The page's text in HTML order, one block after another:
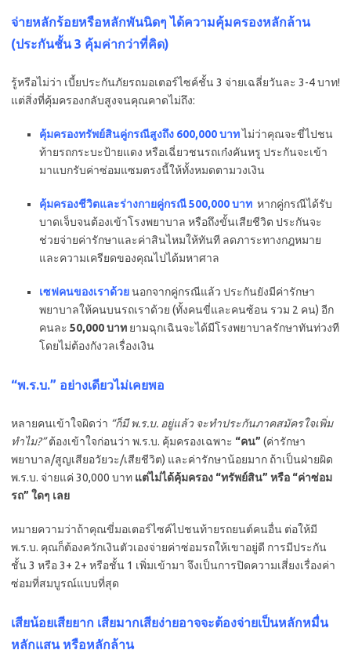
จ่ายหลักร้อยหรือหลักพันนิดๆ ได้ความคุ้มครองหลักล้าน
(ประกันชั้น 3 คุ้มค่ากว่าที่คิด)
รู้หรือไม่ว่า เบี้ยประกันภัยรถมอเตอร์ไซค์ชั้น 3 จ่ายเฉลี่ยวันละ 3-4 บาท!
แต่สิ่งที่คุ้มครองกลับสูงจนคุณคาดไม่ถึง:
คุ้มครองทรัพย์สินคู่กรณีสูงถึง 600,000 บาทไม่ว่าคุณจะขี่ไปชน
ท้ายรถกระบะป้ายแดง หรือเฉี่ยวชนรถเก๋งคันหรู ประกันจะเข้า
มาแบกรับค่าซ่อมแซมตรงนี้ให้ทั้งหมดตามวงเงิน
คุ้มครองชีวิตและร่างกายคู่กรณี 500,000 บาท หากคู่กรณีได้รับ
บาดเจ็บจนต้องเข้าโรงพยาบาล หรือถึงขั้นเสียชีวิต ประกันจะ
ช่วยจ่ายค่ารักษาและค่าสินไหมให้ทันที ลดภาระทางกฎหมาย
และความเครียดของคุณไปได้มหาศาล
เซฟคนของเราด้วยนอกจากคู่กรณีแล้ว ประกันยังมีค่ารักษา
พยาบาลให้คนบนรถเราด้วย (ทั้งคนขี่และคนซ้อน รวม 2 คน) อีก
คนละ 50,000 บาท ยามฉุกเฉินจะได้มีโรงพยาบาลรักษาทันท่วงที
โดยไม่ต้องกังวลเรื่องเงิน
“พ.ร.บ.” อย่างเดียวไม่เคยพอ
หลายคนเข้าใจผิดว่า “ก็มี พ.ร.บ. อยู่แล้ว จะทำประกันภาคสมัครใจเพิ่ม
ทำไม?”ต้องเข้าใจก่อนว่า พ.ร.บ. คุ้มครองเฉพาะ “คน” (ค่ารักษา
พยาบาล/สูญเสียอวัยวะ/เสียชีวิต) และค่ารักษาน้อยมาก ถ้าเป็นฝ่ายผิด
พ.ร.บ. จ่ายแค่ 30,000 บาท แต่ไม่ได้คุ้มครอง “ทรัพย์สิน” หรือ “ค่าซ่อม
รถ” ใดๆ เลย
หมายความว่าถ้าคุณขี่มอเตอร์ไซค์ไปชนท้ายรถยนต์คนอื่น ต่อให้มี
พ.ร.บ. คุณก็ต้องควักเงินตัวเองจ่ายค่าซ่อมรถให้เขาอยู่ดี การมีประกัน
ชั้น 3 หรือ 3+ 2+ หรือชั้น 1 เพิ่มเข้ามา จึงเป็นการปิดความเสี่ยงเรื่องค่า
ซ่อมที่สมบูรณ์แบบที่สุด
เสียน้อยเสียยาก เสียมากเสียง่ายอาจจะต้องจ่ายเป็นหลักหมื่น
หลักแสน หรือหลักล้าน